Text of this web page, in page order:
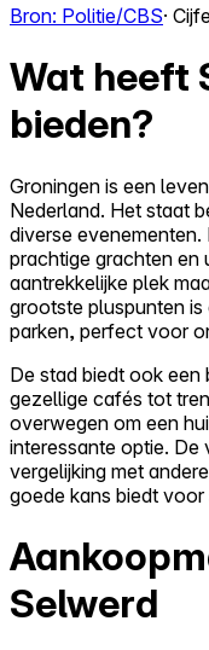
Bron: Politie/CBS·
Wat heeft
bieden?
Groningen is een
Nederland. Het staat
diverse
prachtige grachten en
aantrekkelijke plek
grootste pluspunten
parken, perfect voor
De stad biedt ook
gezellige cafés tot
overwegen om een
interessante optie. De
vergelijking met
goede kans biedt
Selwerd